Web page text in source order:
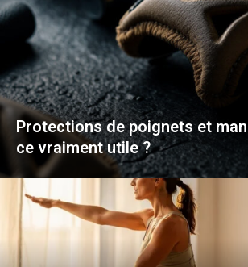
Protections de poignets et
ce vraiment utile ?